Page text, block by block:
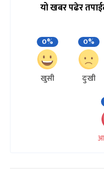
यो खबर पढेर
0%
खुसी
0%
दुःखी